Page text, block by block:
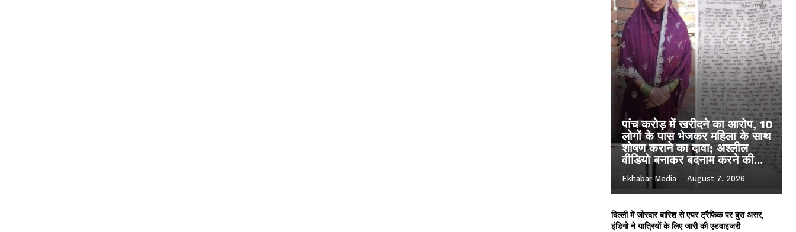
पांच करोड़ में खरीदने का आरोप, 10
लोगों के पास भेजकर महिला के साथ
शोषण कराने का दावा; अश्लील
वीडियो बनाकर बदनाम करने की...
Ekhabar Media - August 7, 2026
दिल्ली में जोरदार बारिश से एयर ट्रैफिक पर बुरा असर,
इंडिगो ने यात्रियों के लिए जारी की एडवाइजरी